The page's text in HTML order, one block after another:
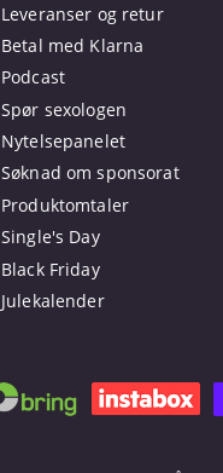
Leveranser og retur
Betal med Klarna
Podcast
Spør sexologen
Nytelsepanelet
Søknad om sponsorat
Produktomtaler
Single's Day
Black Friday
Julekalender